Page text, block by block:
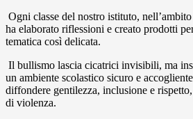
Ogni classe del nostro istituto,
ha elaborato riflessioni e creato prodotti
tematica così delicata.
Il bullismo lascia cicatrici invisibili, ma
un ambiente scolastico sicuro e
diffondere gentilezza, inclusione e
di violenza.